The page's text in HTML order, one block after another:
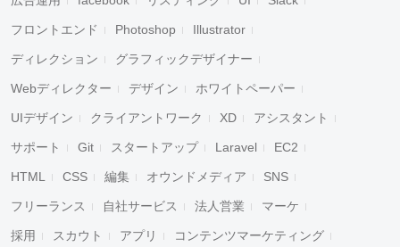
フロントエンド Photoshop Illustrator
ディレクション グラフィックデザイナー
Webディレクター デザイン ホワイトペーパー
UIデザイン クライアントワーク XD アシスタント
サポート Git スタートアップ Laravel EC2
HTML CSS 編集 オウンドメディア SNS
フリーランス 自社サービス 法人営業 マーケ
採用 スカウト アプリ コンテンツマーケティング